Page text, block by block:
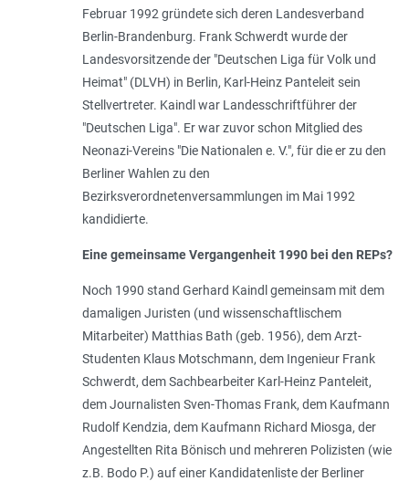
Februar 1992 gründete sich deren Landesverband
Berlin-Brandenburg. Frank Schwerdt wurde der
Landesvorsitzende der "Deutschen Liga für Volk und
Heimat" (DLVH) in Berlin, Karl-Heinz Panteleit sein
Stellvertreter. Kaindl war Landesschriftführer der
"Deutschen Liga". Er war zuvor schon Mitglied des
Neonazi-Vereins "Die Nationalen e. V.", für die er zu den
Berliner Wahlen zu den
Bezirksverordnetenversammlungen im Mai 1992
kandidierte.
Eine gemeinsame Vergangenheit 1990 bei den REPs?
Noch 1990 stand Gerhard Kaindl gemeinsam mit dem
damaligen Juristen (und wissenschaftlischem
Mitarbeiter) Matthias Bath (geb. 1956), dem Arzt-
Studenten Klaus Motschmann, dem Ingenieur Frank
Schwerdt, dem Sachbearbeiter Karl-Heinz Panteleit,
dem Journalisten Sven-Thomas Frank, dem Kaufmann
Rudolf Kendzia, dem Kaufmann Richard Miosga, der
Angestellten Rita Bönisch und mehreren Polizisten (wie
z.B. Bodo P.) auf einer Kandidatenliste der Berliner